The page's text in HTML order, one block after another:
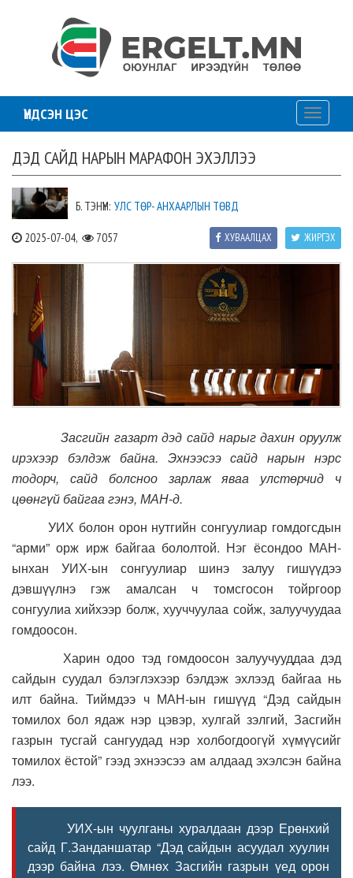
ҮНДСЭН ЦЭС
Toggle
ДЭД САЙД НАРЫН МАРАФОН ЭХЭЛЛЭЭ
Б. ТЭНҮҮН: УЛС ТӨР- АНХААРЛЫН ТӨВД
2025-07-04, 7057 ЖИРГЭХ
ХУВААЛЦАХ
Засгийн газарт дэд сайд нарыг дахин оруулж
ирэхээр бэлдэж байна. Эхнээсээ сайд нарын нэрс
тодорч, сайд болсноо зарлаж яваа улстөрчид ч
цөөнгүй байгаа гэнэ, МАН-д.
УИХ болон орон нутгийн сонгуулиар гомдогсдын
“арми” орж ирж байгаа бололтой. Нэг ёсондоо МАН-
ынхан УИХ-ын сонгуулиар шинэ залуу гишүүдээ
дэвшүүлнэ гэж амалсан ч томсгосон тойргоор
сонгуулиа хийхээр болж, хууччуулаа сойж, залуучуудаа
гомдоосон.
Харин одоо тэд гомдоосон залуучууддаа дэд
сайдын суудал бэлэглэхээр бэлдэж эхлээд байгаа нь
илт байна. Тиймдээ ч МАН-ын гишүүд “Дэд сайдын
томилох бол ядаж нэр цэвэр, хулгай зэлгий, Засгийн
газрын тусгай сангуудад нэр холбогдоогүй хүмүүсийг
томилох ёстой” гээд эхнээсээ ам алдаад эхэлсэн байна
лээ.
УИХ-ын чуулганы хуралдаан дээр Ерөнхий
сайд Г.Занданшатар “Дэд сайдын асуудал хуулин
дээр байна лээ. Өмнөх Засгийн газрын үед орон